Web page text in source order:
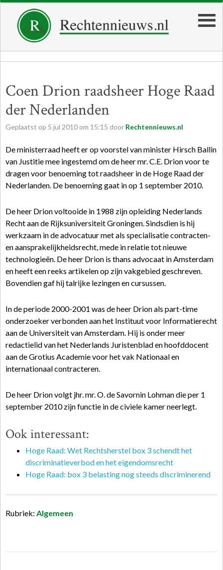
Coen Drion raadsheer Hoge Raad
der Nederlanden
Geplaatst op 5 jul 2010 om 15:15 door Rechtennieuws.nl
De ministerraad heeft er op voorstel van minister Hirsch Ballin
van Justitie mee ingestemd om de heer mr. C.E. Drion voor te
dragen voor benoeming tot raadsheer in de Hoge Raad der
Nederlanden. De benoeming gaat in op 1 september 2010.
De heer Drion voltooide in 1988 zijn opleiding Nederlands
Recht aan de Rijksuniversiteit Groningen. Sindsdien is hij
werkzaam in de advocatuur met als specialisatie contracten-
en aansprakelijkheidsrecht, mede in relatie tot nieuwe
technologieën. De heer Drion is thans advocaat in Amsterdam
en heeft een reeks artikelen op zijn vakgebied geschreven.
Bovendien gaf hij talrijke lezingen en cursussen.
In de periode 2000-2001 was de heer Drion als part-time
onderzoeker verbonden aan het Instituut voor Informatierecht
aan de Universiteit van Amsterdam. Hij is onder meer
redactielid van het Nederlands Juristenblad en hoofddocent
aan de Grotius Academie voor het vak Nationaal en
internationaal contracteren.
De heer Drion volgt jhr. mr. O. de Savornin Lohman die per 1
september 2010 zijn functie in de civiele kamer neerlegt.
Ook interessant:
Hoge Raad: Wet Rechtsherstel box 3 schendt het
discriminatieverbod en het eigendomsrecht
Hoge Raad: box 3 belasting nog steeds discriminerend
Rubriek: Algemeen